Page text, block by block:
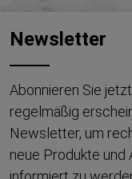
Newsletter
Abonnieren Sie
regelmäßig
Newsletter, um
neue Produkte und